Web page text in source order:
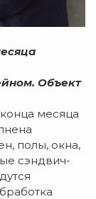
Объект
месяца
полы, окна,
сэндвич-